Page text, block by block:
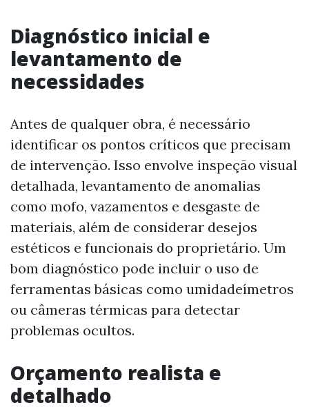
Diagnóstico inicial e
levantamento de
necessidades
Antes de qualquer obra, é necessário
identificar os pontos críticos que precisam
de intervenção. Isso envolve inspeção visual
detalhada, levantamento de anomalias
como mofo, vazamentos e desgaste de
materiais, além de considerar desejos
estéticos e funcionais do proprietário. Um
bom diagnóstico pode incluir o uso de
ferramentas básicas como umidadeímetros
ou câmeras térmicas para detectar
problemas ocultos.
Orçamento realista e
detalhado